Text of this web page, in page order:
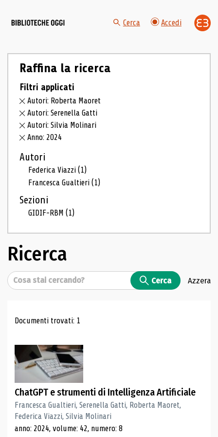
Cerca Accedi
Raffina la ricerca
Filtri applicati
Autori: Roberta Maoret
Autori: Serenella Gatti
Autori: Silvia Molinari
Anno: 2024
Autori
Federica Viazzi(1)
Francesca Gualtieri(1)
Sezioni
GIDIF-RBM(1)
Ricerca
Cerca Cerca Azzera
Risultati di ricerca
Documenti trovati: 1
ChatGPT e strumenti di Intelligenza Artificiale
Francesca Gualtieri, Serenella Gatti, Roberta Maoret,
Federica Viazzi, Silvia Molinari
anno: 2024, volume: 42, numero: 8